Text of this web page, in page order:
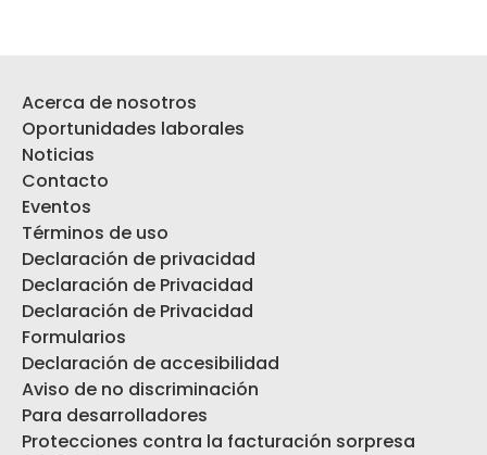
Acerca de nosotros
Oportunidades laborales
Noticias
Contacto
Eventos
Términos de uso
Declaración de privacidad
Declaración de Privacidad
Declaración de Privacidad
Formularios
Declaración de accesibilidad
Aviso de no discriminación
Para desarrolladores
Protecciones contra la facturación sorpresa